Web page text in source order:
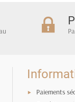
Paiements